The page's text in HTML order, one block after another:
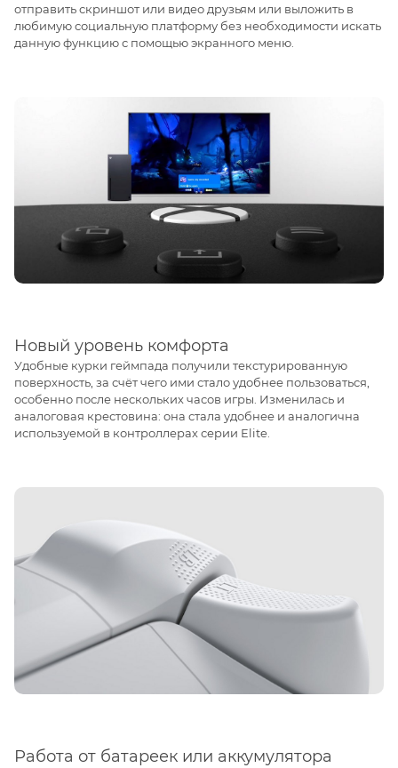
отправить скриншот или видео друзьям или выложить в
любимую социальную платформу без необходимости искать
данную функцию с помощью экранного меню.
Новый уровень комфорта
Удобные курки геймпада получили текстурированную
поверхность, за счёт чего ими стало удобнее пользоваться,
особенно после нескольких часов игры. Изменилась и
аналоговая крестовина: она стала удобнее и аналогична
используемой в контроллерах серии Elite.
Работа от батареек или аккумулятора